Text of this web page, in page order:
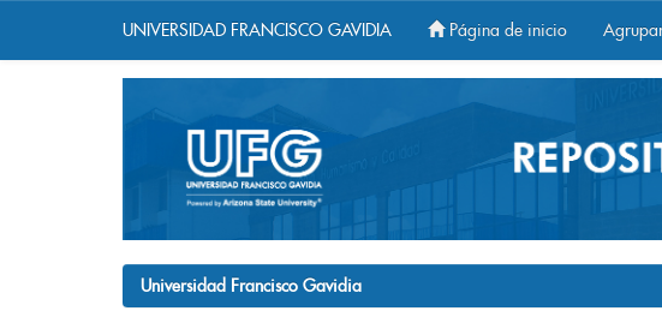
UNIVERSIDAD FRANCISCO GAVIDIA Página de inicio
Universidad Francisco Gavidia